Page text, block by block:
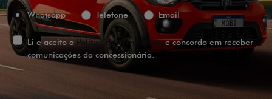
Whatsapp
Telefone Email
Li e aceito aPolítica de Privacidadee concordo em receber
comunicações da concessionária.